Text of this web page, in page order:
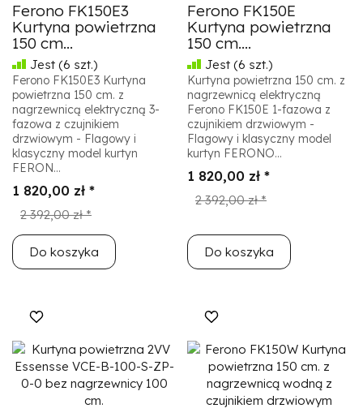
Ferono FK150E3
Kurtyna powietrzna
150 cm...
Jest (6 szt.)
Ferono FK150E3 Kurtyna
powietrzna 150 cm. z
nagrzewnicą elektryczną 3-
fazowa z czujnikiem
drzwiowym - Flagowy i
klasyczny model kurtyn
FERON...
1 820,00 zł *
2 392,00 zł *
Do koszyka
Ferono FK150E
Kurtyna powietrzna
150 cm....
Jest (6 szt.)
Kurtyna powietrzna 150 cm. z
nagrzewnicą elektryczną
Ferono FK150E 1-fazowa z
czujnikiem drzwiowym -
Flagowy i klasyczny model
kurtyn FERONO...
1 820,00 zł *
2 392,00 zł *
Do koszyka